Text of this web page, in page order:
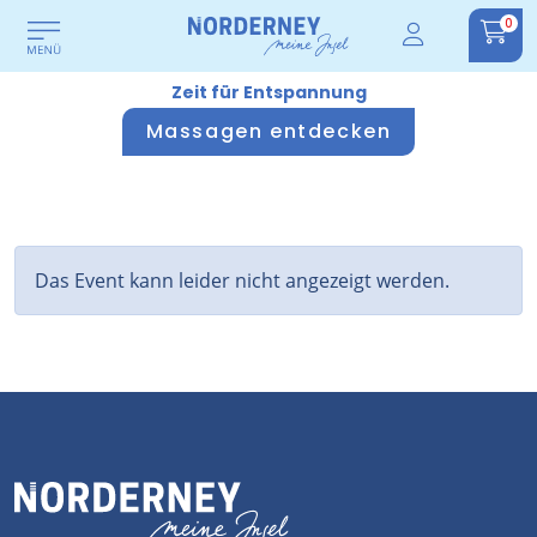
0
Zeit für Entspannung
Massagen entdecken
Das Event kann leider nicht angezeigt werden.